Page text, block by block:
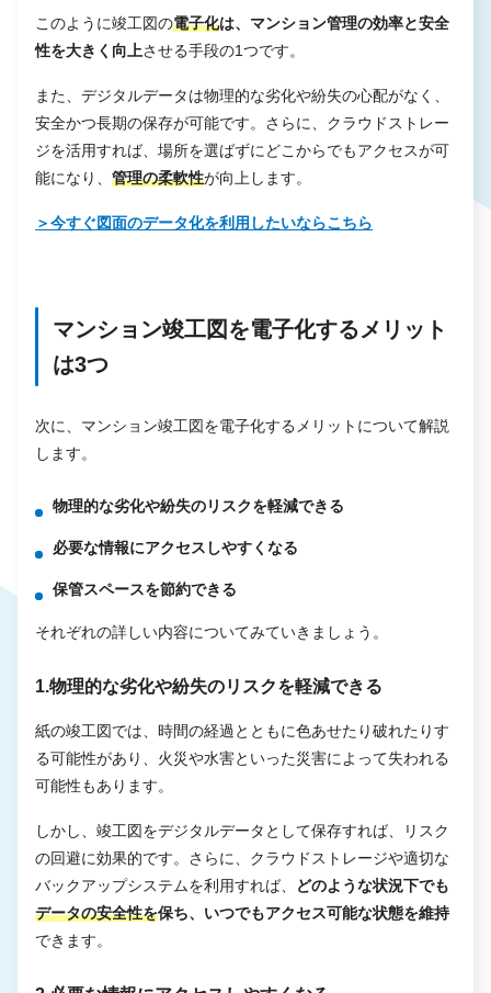
このように竣工図の電子化は、マンション管理の効率と安全
性を大きく向上させる手段の1つです。
また、デジタルデータは物理的な劣化や紛失の心配がなく、
安全かつ長期の保存が可能です。さらに、クラウドストレー
ジを活用すれば、場所を選ばずにどこからでもアクセスが可
能になり、 管理の柔軟性が向上します。
＞今すぐ図面のデータ化を利用したいならこちら
マンション竣工図を電子化するメリット
は3つ
次に、マンション竣工図を電子化するメリットについて解説
します。
物理的な劣化や紛失のリスクを軽減できる
必要な情報にアクセスしやすくなる
保管スペースを節約できる
それぞれの詳しい内容についてみていきましょう。
1.物理的な劣化や紛失のリスクを軽減できる
紙の竣工図では、時間の経過とともに色あせたり破れたりす
る可能性があり、火災や水害といった災害によって失われる
可能性もあります。
しかし、竣工図をデジタルデータとして保存すれば、リスク
の回避に効果的です。さらに、クラウドストレージや適切な
バックアップシステムを利用すれば、
どのような状況下でも
データの安全性を保ち、いつでもアクセス可能な状態を維持
できます。